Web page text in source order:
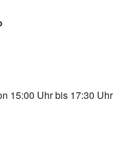
15:00 Uhr bis 17:30 Uhr